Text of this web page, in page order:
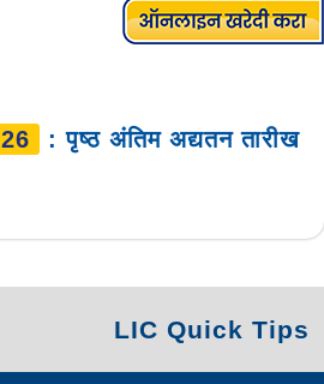
: पृष्ठ अंतिम अद्यतन तारीख
LIC Quick Tips